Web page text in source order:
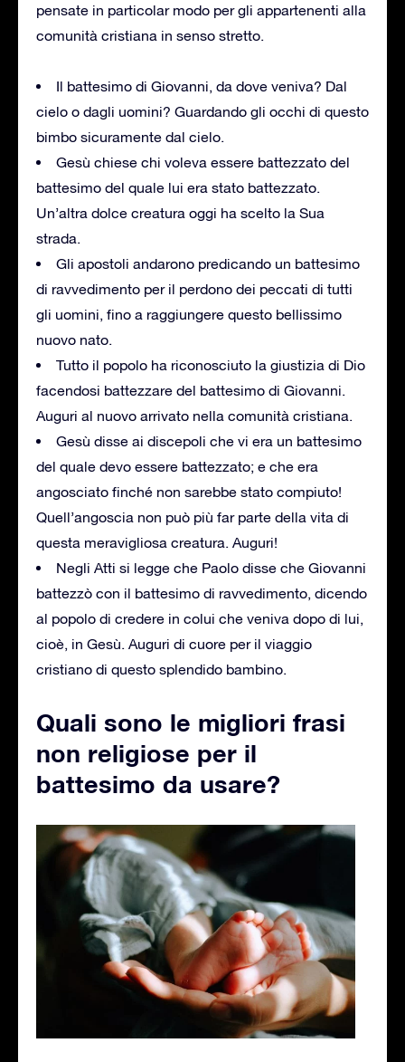
pensate in particolar modo per gli appartenenti alla
comunità cristiana in senso stretto.
Il battesimo di Giovanni, da dove veniva? Dal
cielo o dagli uomini? Guardando gli occhi di questo
bimbo sicuramente dal cielo.
Gesù chiese chi voleva essere battezzato del
battesimo del quale lui era stato battezzato.
Un’altra dolce creatura oggi ha scelto la Sua
strada.
Gli apostoli andarono predicando un battesimo
di ravvedimento per il perdono dei peccati di tutti
gli uomini, fino a raggiungere questo bellissimo
nuovo nato.
Tutto il popolo ha riconosciuto la giustizia di Dio
facendosi battezzare del battesimo di Giovanni.
Auguri al nuovo arrivato nella comunità cristiana.
Gesù disse ai discepoli che vi era un battesimo
del quale devo essere battezzato; e che era
angosciato finché non sarebbe stato compiuto!
Quell’angoscia non può più far parte della vita di
questa meravigliosa creatura. Auguri!
Negli Atti si legge che Paolo disse che Giovanni
battezzò con il battesimo di ravvedimento, dicendo
al popolo di credere in colui che veniva dopo di lui,
cioè, in Gesù. Auguri di cuore per il viaggio
cristiano di questo splendido bambino.
Quali sono le migliori frasi
non religiose per il
battesimo da usare?